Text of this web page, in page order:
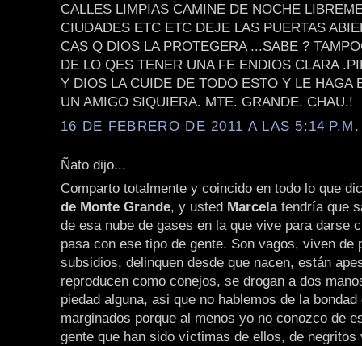
CALLES LIMPIAS CAMINE DE NOCHE
CIUDADES ETC ETC DEJE LAS PUERTAS
CAS Q DIOS LA PROTEGERA ...SABE ?
DE LO QES TENER UNA FE ENDIOS CLARA
Y DIOS LA CUIDE DE TODO ESTO Y LE HAGA
UN AMIGO SIQUIERA. MTE. GRANDE. CHAU.!
16 DE FEBRERO DE 2011 A LAS 5:14 P.M.
Ñato dijo...
Comparto totalmente y coincido en todo lo que
de Monte Grande, y usted Marcelatendría que
de esa nube de gases en la que vive para darse
pasa con ese tipo de gente. Son vagos, viven de
subsidios, delinquen desde que nacen, están
reproducen como conejos, se drogan a dos
piedad alguna, asi que no hablemos de la bondad
marginados porque al menos yo no conozco de
gente que han sido víctimas de ellos, de negritos